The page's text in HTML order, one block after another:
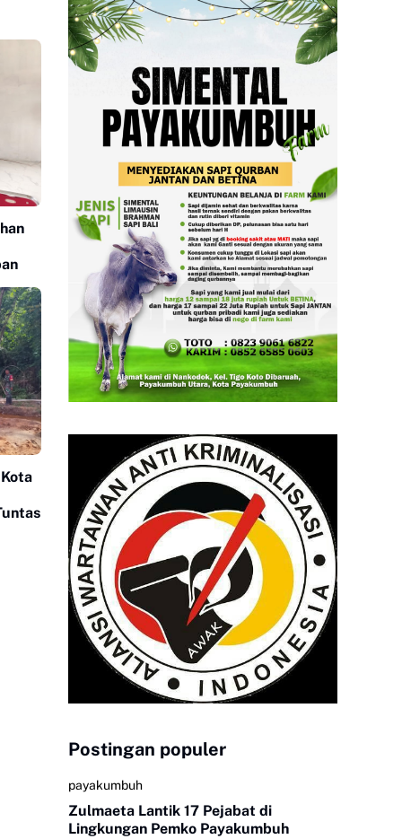
Postingan populer
payakumbuh
Zulmaeta Lantik 17 Pejabat di
Lingkungan Pemko Payakumbuh